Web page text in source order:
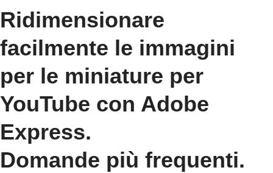
Ridimensionare
facilmente le immagini
per le miniature per
YouTube con Adobe
Express.
Domande più frequenti.